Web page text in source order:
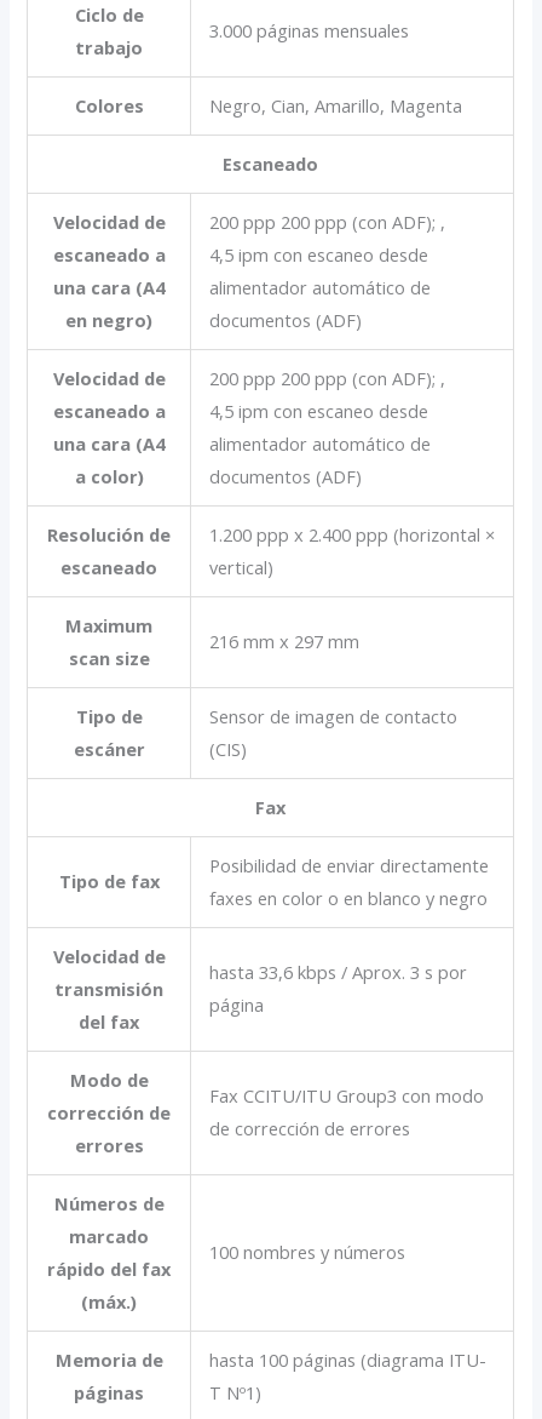
Ciclo de
trabajo
3.000 páginas mensuales
Colores Negro, Cian, Amarillo, Magenta
Escaneado
Velocidad de
escaneado a
una cara (A4
en negro)
200 ppp 200 ppp (con ADF); ,
4,5 ipm con escaneo desde
alimentador automático de
documentos (ADF)
Velocidad de
escaneado a
una cara (A4
a color)
200 ppp 200 ppp (con ADF); ,
4,5 ipm con escaneo desde
alimentador automático de
documentos (ADF)
Resolución de
escaneado
1.200 ppp x 2.400 ppp (horizontal ×
vertical)
Maximum
scan size
216 mm x 297 mm
Tipo de
escáner
Sensor de imagen de contacto
(CIS)
Fax
Tipo de fax
Posibilidad de enviar directamente
faxes en color o en blanco y negro
Velocidad de
transmisión
del fax
hasta 33,6 kbps / Aprox. 3 s por
página
Modo de
corrección de
errores
Fax CCITU/ITU Group3 con modo
de corrección de errores
Números de
marcado
rápido del fax
(máx.)
100 nombres y números
Memoria de
páginas
hasta 100 páginas (diagrama ITU-
T Nº1)